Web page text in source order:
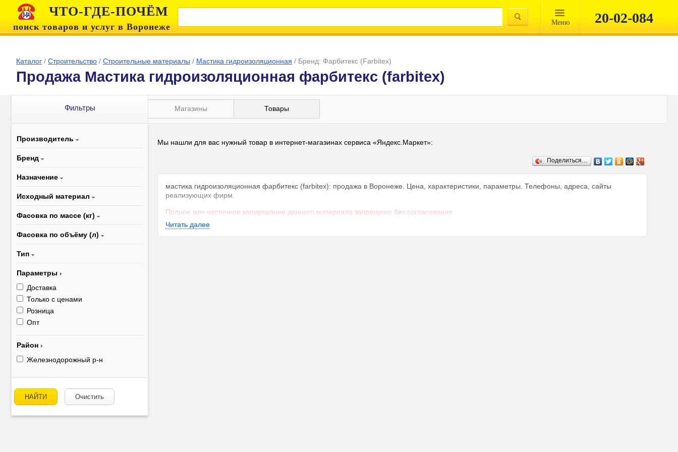
ЧТО-ГДЕ-ПОЧЁМ
поиск товаров и услуг в Воронеже Mеню 20-02-084
Каталог / Строительство / Строительные материалы / Мастика гидроизоляционная / Бренд: Фарбитекс (Farbitex)
Продажа Мастика гидроизоляционная фарбитекс (farbitex)
Фильтры Магазины Товары
Производитель
Бренд
Назначение
Исходный материал
Фасовка по массе (кг)
Фасовка по объёму (л)
Тип
Параметры
Доставка
Только с ценами
Розница
Опт
Район
Железнодорожный р-н
НАЙТИ Очистить
Мы нашли для вас нужный товар в интернет-магазинах сервиса «Яндекс.Маркет»:
Поделиться…
мастика гидроизоляционная фарбитекс (farbitex): продажа в Воронеже. Цена, характеристики, параметры. Телефоны, адреса, сайты
реализующих фирм.
Полное или частичное копирование данного материала запрещено без согласования.
Читать далее